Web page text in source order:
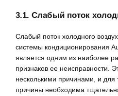
3.1. Слабый поток
Слабый поток холодного
системы кондиционирования
является одним из наиболее
признаков ее неисправности.
несколькими причинами, и для
причины необходима